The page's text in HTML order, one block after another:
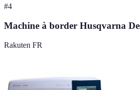
#4
Machine à border Husqvarna
Rakuten FR